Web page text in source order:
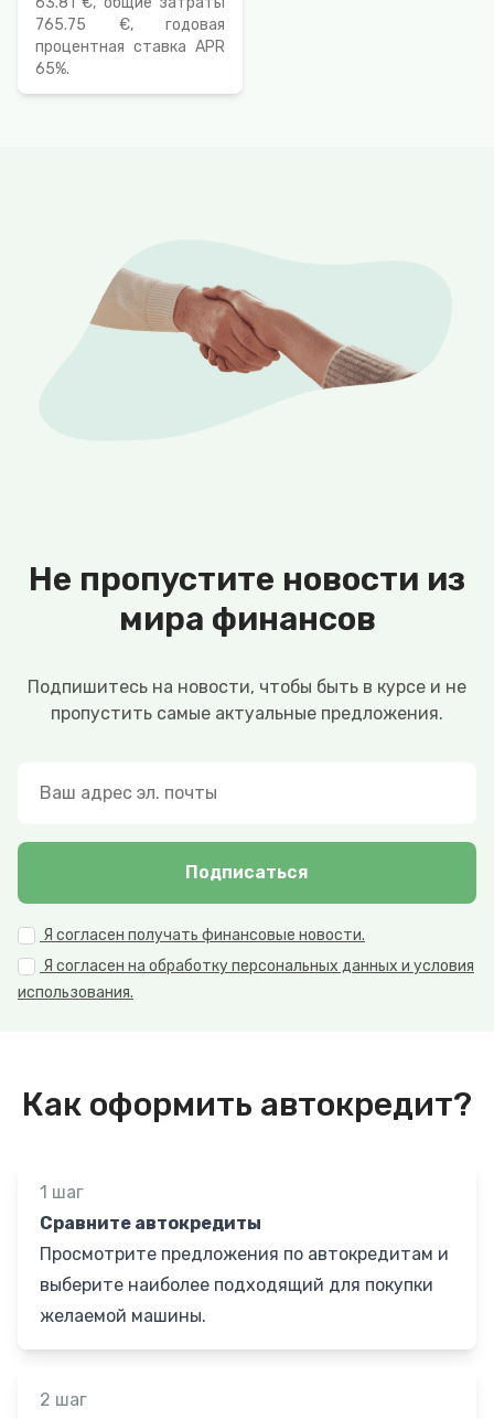
765.75 €, годовая
процентная ставка APR
65%.
Не пропустите новости из
мира финансов
Подпишитесь на новости, чтобы быть в курсе и не
пропустить самые актуальные предложения.
Подписаться
Я согласен получать финансовые новости.
Я согласен на обработку персональных данных и условия
использования.
Как оформить автокредит?
1 шаг
Сравните автокредиты
Просмотрите предложения по автокредитам и
выберите наиболее подходящий для покупки
желаемой машины.
2 шаг